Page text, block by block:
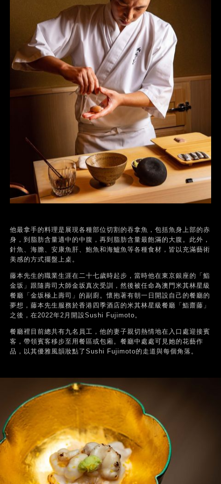
他最拿手的料理是展現各種部位切割的吞拿魚，包括魚身上部的赤
身，到脂肪含量適中的中腹，再到脂肪含量最飽滿的大腹。此外，
針魚、海膽、安康魚肝、鮑魚和海鱸魚等各種食材，皆以充滿藝術
美感的方式擺盤上桌。
藤本先生的職業生涯在二十七歲時起步，當時他在東京銀座的「鮨
金坂」跟隨壽司大師金坂真次受訓，然後被任命為澳門米其林星級
餐廳「金坂極上壽司」的副廚。懷抱著有朝一日開設自己的餐廳的
夢想，藤本先生服務於香港四季酒店的米其林星級餐廳「鮨齋藤」
之後，在2022年2月開設Sushi Fujimoto。
餐廳裡目前總共有九名員工，他的妻子親切熱情地在入口處迎接賓
客，帶領賓客移步至用餐區或包廂。餐廳中處處可見她的花藝作
品，以其優雅風韻妝點了Sushi Fujimoto的走道與每個角落。